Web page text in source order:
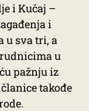
i Kučaj –
i
u sva tri, a
u
pažnju iz
takođe